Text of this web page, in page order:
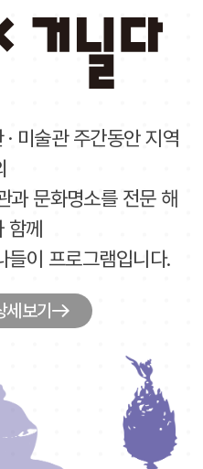
미술관 주간동안 지역
과 문화명소를 전문 해
함께
들이 프로그램입니다.
보기